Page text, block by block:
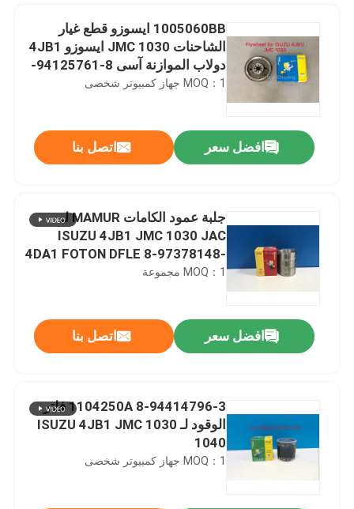
1005060BB ايسوزو قطع غيار
الشاحنات JMC 1030 ايسوزو 4JB1
دولاب الموازنة آسى 8-94125761-
4MOQ：1 جهاز كمبيوتر شخصى
افضل سعر اتصل بنا
جلبة عمود الكامات MAMUR لـ
ISUZU 4JB1 JMC 1030 JAC
4DA1 FOTON DFLE 8-97378148-
0MOQ：1 مجموعة
افضل سعر اتصل بنا
8-94414796-3 1104250A فلتر
الوقود لـ ISUZU 4JB1 JMC 1030
1040
MOQ：1 جهاز كمبيوتر شخصى